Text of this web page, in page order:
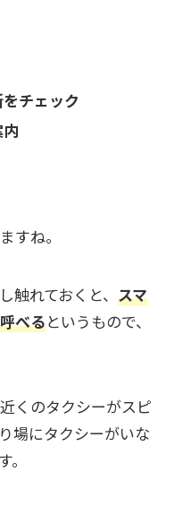
チェック
すね。
触れておくと、 スマ
べるというもので、
くのタクシーがスピ
場にタクシーがいな